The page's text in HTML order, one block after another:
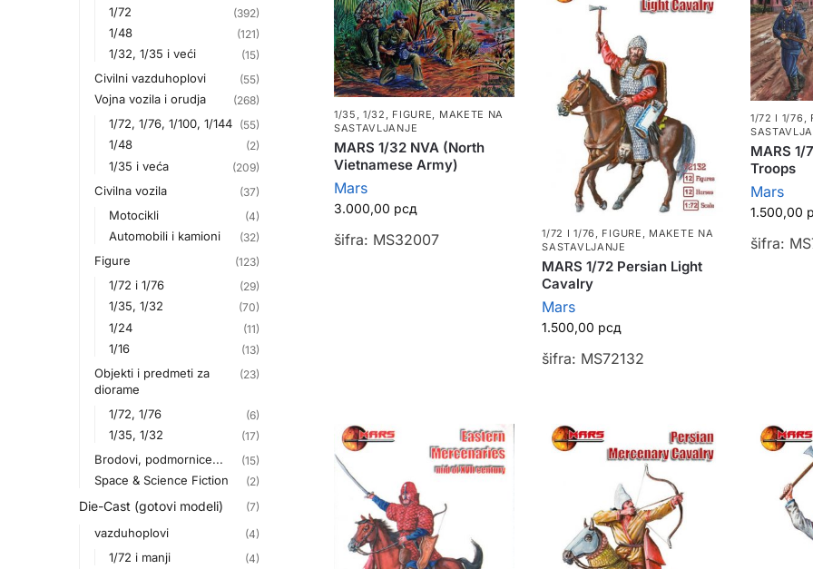
1/35, 1/32 FIGURE
MAKETE NA
SASTAVLJANJE
MARS 1/32 NVA (North
Vietnamese Army)
Mars
3.000,00 рсд
šifra: MS32007 1/72 I 1/76, FIGURE , MAKETE NA
SASTAVLJANJE
MARS 1/72 Persian Light
Cavalry
Mars
1.500,00 рсд
šifra: MS72132
1/72 I 1/76,
MARS 1/
Troops
Mars
1.500,00
šifra:
1/72 (392)
1/48 (121)
1/32, 1/35 i veći (15)
Civilni vazduhoplovi (55)
Vojna vozila i orudja (268)
1/72, 1/76, 1/100, 1/144 (55)
1/48 (2)
1/35 i veća (209)
Civilna vozila (37)
Motocikli (4)
Automobili i kamioni (32)
Figure (123)
1/72 i 1/76 (29)
1/35, 1/32 (70)
1/24 (11)
1/16 (13)
Objekti i predmeti za
diorame
(23)
1/72, 1/76 (6)
1/35, 1/32 (17)
Brodovi, podmornice... (15)
Space & Science Fiction (2)
Die-Cast (gotovi modeli) (7)
vazduhoplovi (4)
1/72 i manji (4)